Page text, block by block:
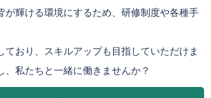
が輝ける環境にするため、研修制度や各種手
ており、スキルアップも目指していただけま
、私たちと一緒に働きませんか？